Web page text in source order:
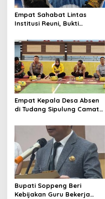
Empat Sahabat Lintas
Institusi Reuni, Bukti
Sejak Mengabdi di Soppeng
Empat Kepala Desa Absen
di Tudang Sipulung Camat
Tuai Tanda Tanya
Bupati Soppeng Beri
Kebijakan Guru Bekerja